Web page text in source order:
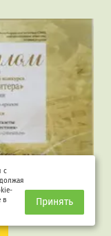
с
в
Принять